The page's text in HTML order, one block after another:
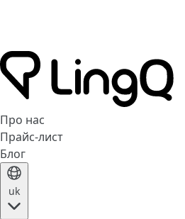
Про нас
Прайс-лист
Блог
uk